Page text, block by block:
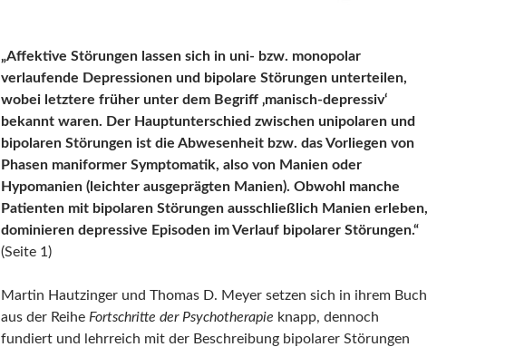
„Affektive Störungen lassen sich in uni- bzw. monopolar
verlaufende Depressionen und bipolare Störungen unterteilen,
wobei letztere früher unter dem Begriff ‚manisch‑depressiv‘
bekannt waren. Der Hauptunterschied zwischen unipolaren und
bipolaren Störungen ist die Abwesenheit bzw. das Vorliegen von
Phasen maniformer Symptomatik, also von Manien oder
Hypomanien (leichter ausgeprägten Manien). Obwohl manche
Patienten mit bipolaren Störungen ausschließlich Manien erleben,
dominieren depressive Episoden im Verlauf bipolarer Störungen.“
(Seite 1)
Martin Hautzinger und Thomas D. Meyer setzen sich in ihrem Buch
aus der Reihe Fortschritte der Psychotherapie knapp, dennoch
fundiert und lehrreich mit der Beschreibung bipolarer Störungen